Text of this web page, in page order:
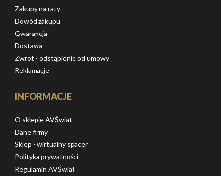
Zakupy na raty
Dowód zakupu
Gwarancja
Dostawa
Zwrot - odstąpienie od umowy
Reklamacje
INFORMACJE
O sklepie AVŚwiat
Dane firmy
Sklep - wirtualny spacer
Polityka prywatności
Regulamin AVŚwiat